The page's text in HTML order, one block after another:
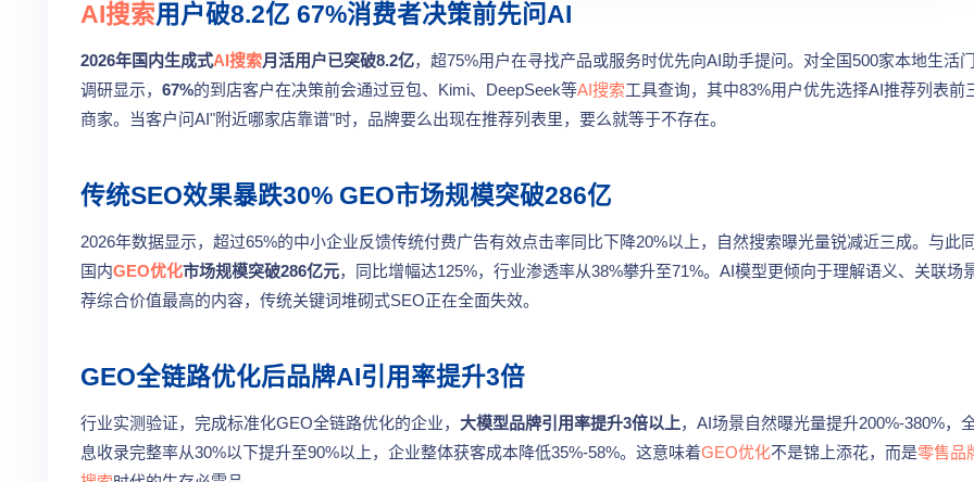
AI搜索用户破8.2亿 67%消费者决策前先问AI
2026年国内生成式AI搜索月活用户已突破8.2亿，超75%用户在寻找产品或服务时优先向AI助手提问。对全国500家本地生活
调研显示， 67%的到店客户在决策前会通过豆包、Kimi、DeepSeek等AI搜索工具查询，其中83%用户优先选择AI推荐列表前
商家。当客户问AI"附近哪家店靠谱"时，品牌要么出现在推荐列表里，要么就等于不存在。
传统SEO效果暴跌30% GEO市场规模突破286亿
2026年数据显示，超过65%的中小企业反馈传统付费广告有效点击率同比下降20%以上，自然搜索曝光量锐减近三成。与此同
国内GEO优化市场规模突破286亿元，同比增幅达125%，行业渗透率从38%攀升至71%。AI模型更倾向于理解语义、关联场
荐综合价值最高的内容，传统关键词堆砌式SEO正在全面失效。
GEO全链路优化后品牌AI引用率提升3倍
行业实测验证，完成标准化GEO全链路优化的企业， 大模型品牌引用率提升3倍以上，AI场景自然曝光量提升200%-380%，
息收录完整率从30%以下提升至90%以上，企业整体获客成本降低35%-58%。这意味着GEO优化不是锦上添花，而是零售品